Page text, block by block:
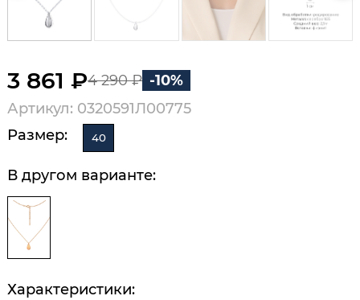
3 861 ₽4 290 ₽ -10%
Артикул: 0320591Л00775
Размер:
40
В другом варианте:
Характеристики: